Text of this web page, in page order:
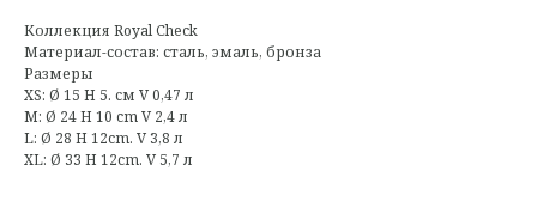
Коллекция Royal Check
Материал-состав: сталь, эмаль, бронза
Размеры
XS: Ø 15 H 5. см V 0,47 л
M: Ø 24 H 10 cm V 2,4 л
L: Ø 28 H 12cm. V 3,8 л
XL: Ø 33 H 12cm. V 5,7 л